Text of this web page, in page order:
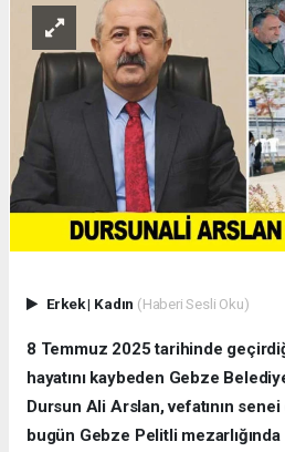
Erkek| Kadın (Haberi Sesli Oku)
8 Temmuz 2025 tarihinde
hayatını kaybeden Gebze
Dursun Ali Arslan, vefatının senei
bugün Gebze Pelitli mezarlığında